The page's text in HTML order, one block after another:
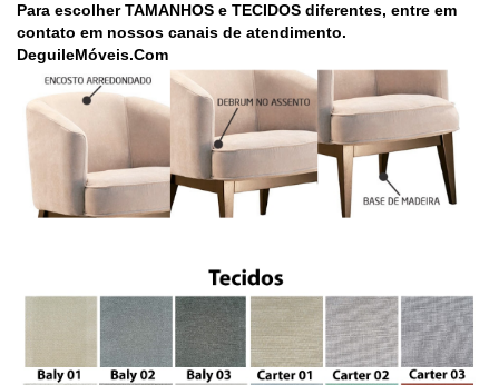
Para escolherTAMANHOS e TECIDOS diferentes, entre em
contato em nossos canais de atendimento.
DeguileMóveis.Com